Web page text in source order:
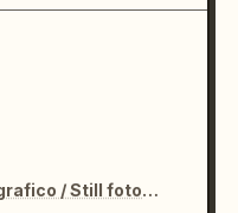
Fermo immagine cinematografico / Still fotografico